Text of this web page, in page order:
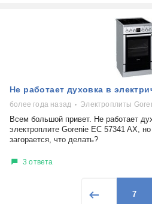
Не работает духовка в
более года назад Электроплиты
Всем большой привет. Не работает
электроплите Gorenie EC 57341 AX,
загорается, что делать?
3 ответа
7